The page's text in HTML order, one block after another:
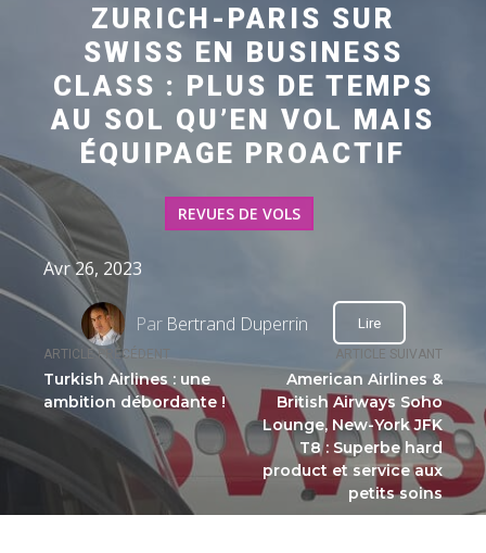
ARTICLE PRÉCÉDENT
Turkish Airlines : une
ambition débordante !
ARTICLE SUIVANT
American Airlines &
British Airways Soho
Lounge, New-York JFK
T8 : Superbe hard
product et service aux
petits soins
ZURICH-PARIS SUR
SWISS EN BUSINESS
CLASS : PLUS DE TEMPS
AU SOL QU’EN VOL MAIS
ÉQUIPAGE PROACTIF
REVUES DE VOLS
Avr 26, 2023
Par Bertrand Duperrin Lire